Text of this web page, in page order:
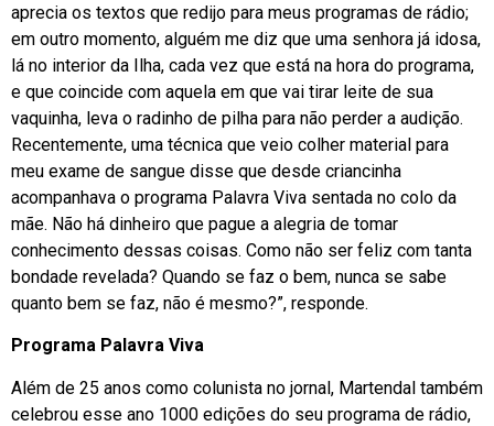
aprecia os textos que redijo para meus programas de rádio;
em outro momento, alguém me diz que uma senhora já idosa,
lá no interior da Ilha, cada vez que está na hora do programa,
e que coincide com aquela em que vai tirar leite de sua
vaquinha, leva o radinho de pilha para não perder a audição.
Recentemente, uma técnica que veio colher material para
meu exame de sangue disse que desde criancinha
acompanhava o programa Palavra Viva sentada no colo da
mãe. Não há dinheiro que pague a alegria de tomar
conhecimento dessas coisas. Como não ser feliz com tanta
bondade revelada? Quando se faz o bem, nunca se sabe
quanto bem se faz, não é mesmo?”, responde.
Programa Palavra Viva
Além de 25 anos como colunista no jornal, Martendal também
celebrou esse ano 1000 edições do seu programa de rádio,